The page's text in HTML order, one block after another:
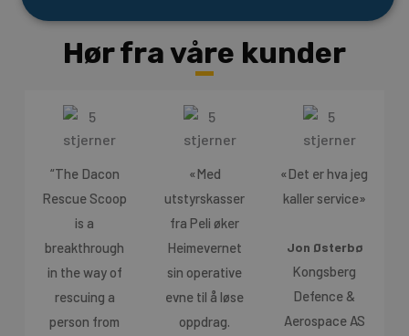
Hør fra våre kunder
“The Dacon
Rescue Scoop
is a
breakthrough
in the way of
rescuing a
person from
«Med
utstyrskasser
fra Peli øker
Heimevernet
sin operative
evne til å løse
oppdrag.
«Det er hva jeg
kaller service»
Jon Østerbø
Kongsberg
Defence &
Aerospace AS